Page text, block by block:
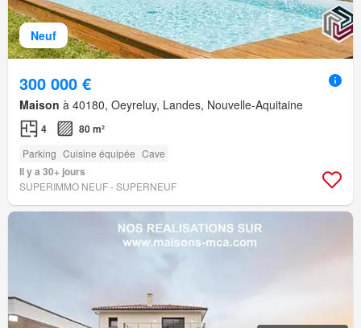
Neuf
300 000 €
Maison à 40180, Oeyreluy, Landes, Nouvelle-Aquitaine
4 80 m²
Parking Cuisine équipée Cave
Il y a 30+ jours
SUPERIMMO NEUF - SUPERNEUF